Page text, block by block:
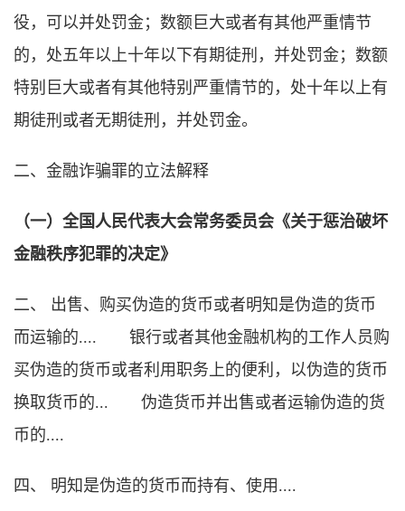
役，可以并处罚金；数额巨大或者有其他严重情节
的，处五年以上十年以下有期徒刑，并处罚金；数额
特别巨大或者有其他特别严重情节的，处十年以上有
期徒刑或者无期徒刑，并处罚金。
二、金融诈骗罪的立法解释
（一）全国人民代表大会常务委员会《关于惩治破坏
金融秩序犯罪的决定》
二、 出售、购买伪造的货币或者明知是伪造的货币
而运输的.... 银行或者其他金融机构的工作人员购
买伪造的货币或者利用职务上的便利，以伪造的货币
换取货币的... 伪造货币并出售或者运输伪造的货
币的....
四、 明知是伪造的货币而持有、使用....